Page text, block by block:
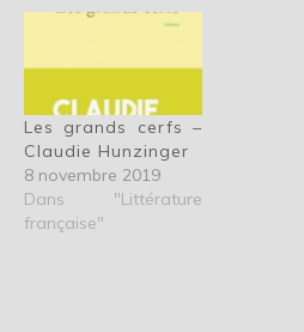
Les grands cerfs –
Claudie Hunzinger
8 novembre 2019
Dans "Littérature
française"